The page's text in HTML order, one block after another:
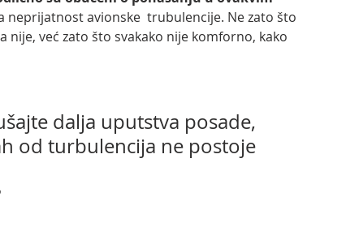
neprijatnost avionske  trubulencije. Ne zato što
već zato što svakako nije komforno, kako
dalja uputstva posade,
od turbulencija ne postoje